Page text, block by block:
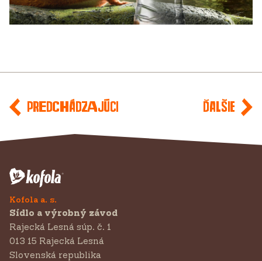
Predchádzajúci Ďalšie
Kofola a. s.
Sídlo a výrobný závod
Rajecká Lesná súp. č. 1
013 15 Rajecká Lesná
Slovenská republika